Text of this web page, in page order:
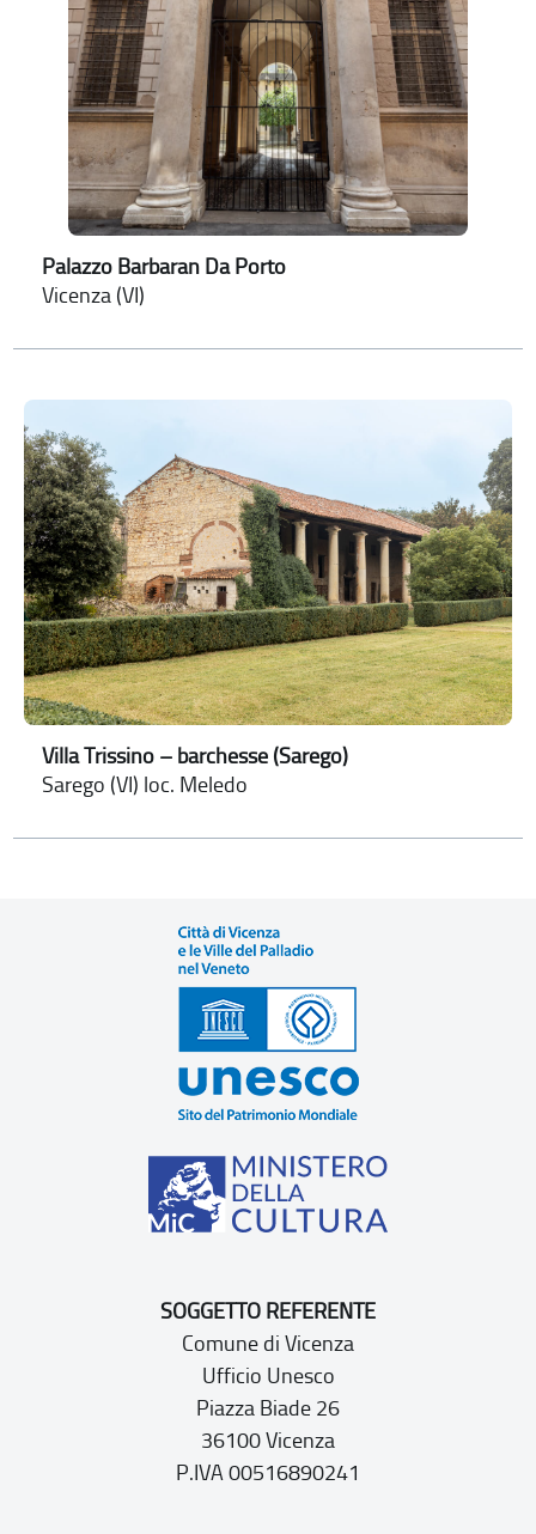
Palazzo Barbaran Da Porto
Vicenza (VI)
Villa Trissino – barchesse (Sarego)
Sarego (VI) loc. Meledo
SOGGETTO REFERENTE
Comune di Vicenza
Ufficio Unesco
Piazza Biade 26
36100 Vicenza
P.IVA 00516890241